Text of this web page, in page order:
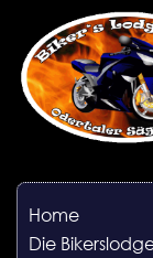
Home
Die